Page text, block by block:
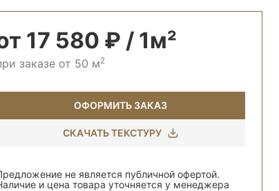
17 580 ₽ / 1м²
заказе от 50 м2
ОФОРМИТЬ ЗАКАЗ
СКАЧАТЬ ТЕКСТУРУ
не является публичной офертой.
и цена товара уточняется у менеджера